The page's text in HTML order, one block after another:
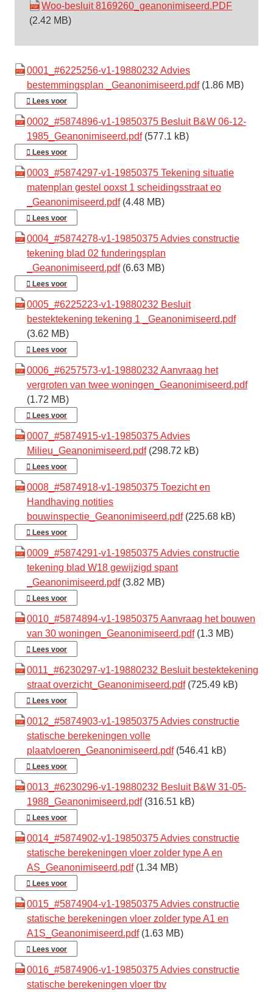
Woo-besluit 8169260_geanonimiseerd.PDF
(2.42 MB)
0001_#6225256-v1-19880232 Advies
bestemmingsplan _Geanonimiseerd.pdf (1.86 MB)
Lees voor
0002_#5874896-v1-19850375 Besluit B&W 06-12-
1985_Geanonimiseerd.pdf (577.1 kB)
Lees voor
0003_#5874297-v1-19850375 Tekening situatie
matenplan gestel ooxst 1 scheidingsstraat eo
_Geanonimiseerd.pdf (4.48 MB)
Lees voor
0004_#5874278-v1-19850375 Advies constructie
tekening blad 02 funderingsplan
_Geanonimiseerd.pdf (6.63 MB)
Lees voor
0005_#6225223-v1-19880232 Besluit
bestektekening tekening 1 _Geanonimiseerd.pdf
(3.62 MB)
Lees voor
0006_#6257573-v1-19880232 Aanvraag het
vergroten van twee woningen_Geanonimiseerd.pdf
(1.72 MB)
Lees voor
0007_#5874915-v1-19850375 Advies
Milieu_Geanonimiseerd.pdf (298.72 kB)
Lees voor
0008_#5874918-v1-19850375 Toezicht en
Handhaving notities
bouwinspectie_Geanonimiseerd.pdf (225.68 kB)
Lees voor
0009_#5874291-v1-19850375 Advies constructie
tekening blad W18 gewijzigd spant
_Geanonimiseerd.pdf (3.82 MB)
Lees voor
0010_#5874894-v1-19850375 Aanvraag het bouwen
van 30 woningen_Geanonimiseerd.pdf (1.3 MB)
Lees voor
0011_#6230297-v1-19880232 Besluit bestektekening
straat overzicht_Geanonimiseerd.pdf (725.49 kB)
Lees voor
0012_#5874903-v1-19850375 Advies constructie
statische berekeningen volle
plaatvloeren_Geanonimiseerd.pdf (546.41 kB)
Lees voor
0013_#6230296-v1-19880232 Besluit B&W 31-05-
1988_Geanonimiseerd.pdf (316.51 kB)
Lees voor
0014_#5874902-v1-19850375 Advies constructie
statische berekeningen vloer zolder type A en
AS_Geanonimiseerd.pdf (1.34 MB)
Lees voor
0015_#5874904-v1-19850375 Advies constructie
statische berekeningen vloer zolder type A1 en
A1S_Geanonimiseerd.pdf (1.63 MB)
Lees voor
0016_#5874906-v1-19850375 Advies constructie
statische berekeningen vloer tbv